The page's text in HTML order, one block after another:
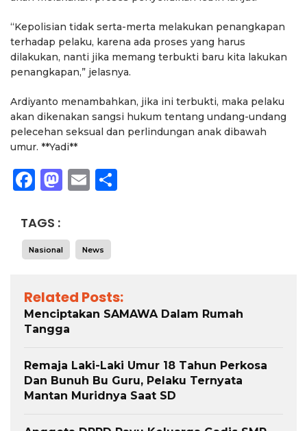
“Kepolisian tidak serta-merta melakukan penangkapan
terhadap pelaku, karena ada proses yang harus
dilakukan, nanti jika memang terbukti baru kita lakukan
penangkapan,” jelasnya.
Ardiyanto menambahkan, jika ini terbukti, maka pelaku
akan dikenakan sangsi hukum tentang undang-undang
pelecehan seksual dan perlindungan anak dibawah
umur. **Yadi**
Facebook
Mastodon
Email
TAGS :
Nasional News
Related Posts:
Menciptakan SAMAWA Dalam Rumah
Tangga
Remaja Laki-Laki Umur 18 Tahun Perkosa
Dan Bunuh Bu Guru, Pelaku Ternyata
Mantan Muridnya Saat SD